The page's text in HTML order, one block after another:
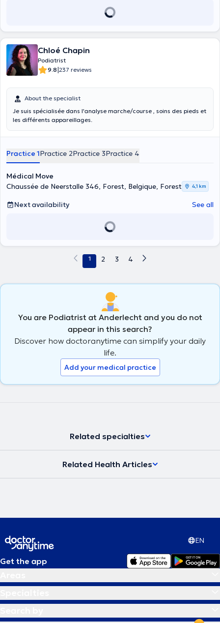
Chloé Chapin
Podiatrist
9.8|237 reviews
About the specialist
Je suis spécialisée dans l'analyse marche/course , soins des pieds et
les différents appareillages.
Practice 1Practice 2Practice 3Practice 4
Médical Move
Chaussée de Neerstalle 346, Forest, Belgique, Forest
4,1 km
Next availability See all
1 2 3 4
You are Podiatrist at Anderlecht and you do not
appear in this search?
Discover how doctoranytime can simplify your daily
life.
Add your medical practice
Related specialties
Related Health Articles
EN
Get the app